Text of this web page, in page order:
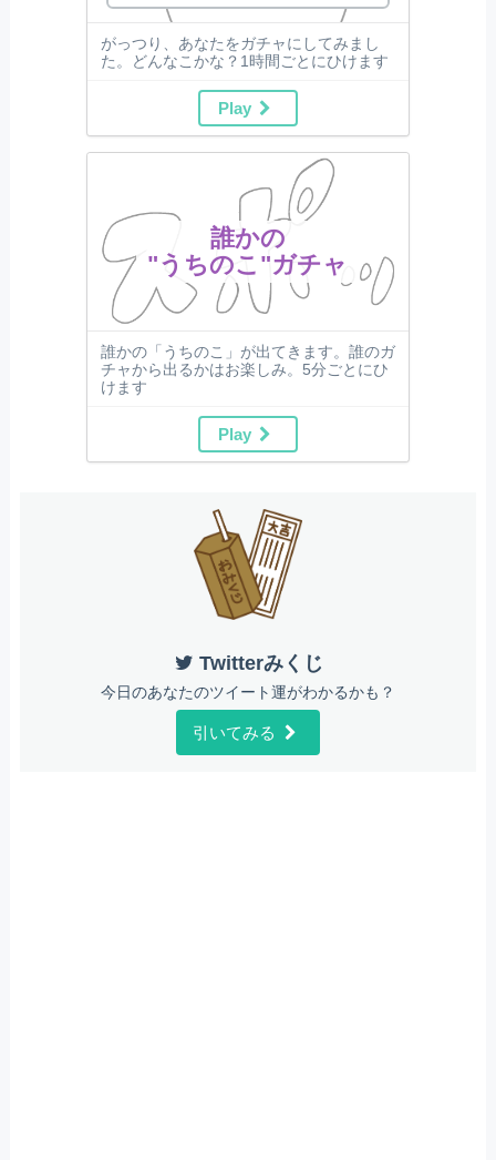
がっつり、あなたをガチャにしてみまし
た。どんなこかな？1時間ごとにひけます
Play
誰かの
"うちのこ"ガチャ
誰かの「うちのこ」が出てきます。誰のガ
チャから出るかはお楽しみ。5分ごとにひ
けます
Play
Twitterみくじ
今日のあなたのツイート運がわかるかも？
引いてみる